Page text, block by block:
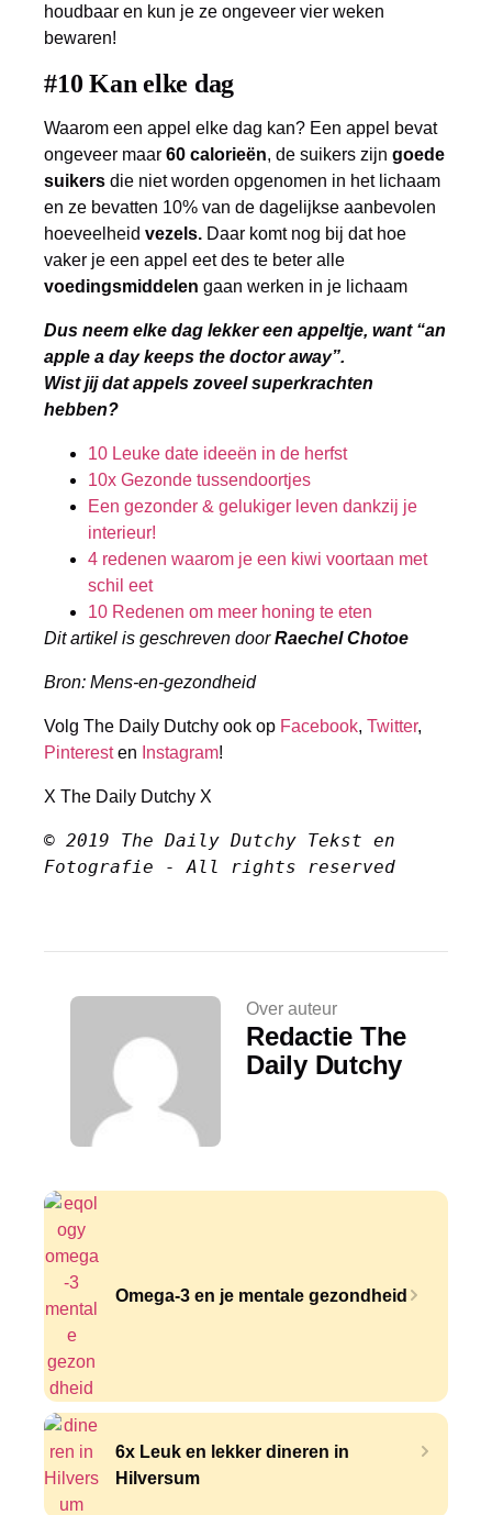
houdbaar en kun je ze ongeveer vier weken
bewaren!
#10 Kan elke dag
Waarom een appel elke dag kan? Een appel bevat
ongeveer maar 60 calorieën, de suikers zijn goede
suikers die niet worden opgenomen in het lichaam
en ze bevatten 10% van de dagelijkse aanbevolen
hoeveelheid vezels. Daar komt nog bij dat hoe
vaker je een appel eet des te beter alle
voedingsmiddelen gaan werken in je lichaam
Dus neem elke dag lekker een appeltje, want “an
apple a day keeps the doctor away”.
Wist jij dat appels zoveel superkrachten
hebben?
10 Leuke date ideeën in de herfst
10x Gezonde tussendoortjes
Een gezonder & gelukiger leven dankzij je
interieur!
4 redenen waarom je een kiwi voortaan met
schil eet
10 Redenen om meer honing te eten
Dit artikel is geschreven doorRaechel Chotoe
Bron: Mens-en-gezondheid
Volg The Daily Dutchy ook op Facebook, Twitter,
Pinteresten Instagram!
X The Daily Dutchy X
© 2019 The Daily Dutchy Tekst en
Fotografie - All rights reserved
Over auteur
Redactie The
Daily Dutchy
Omega-3 en je mentale gezondheid
6x Leuk en lekker dineren in
Hilversum